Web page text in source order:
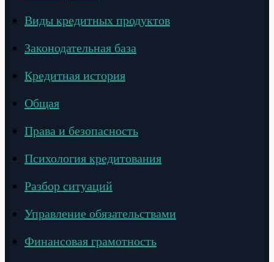
Виды кредитных продуктов
Законодательная база
Кредитная история
Общая
Права и безопасность
Психология кредитования
Разбор ситуаций
Управление обязательствами
Финансовая грамотность